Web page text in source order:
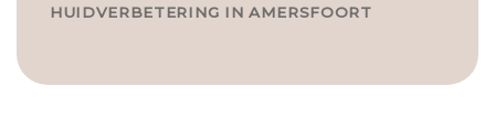
HUIDVERBETERING IN AMERSFOORT